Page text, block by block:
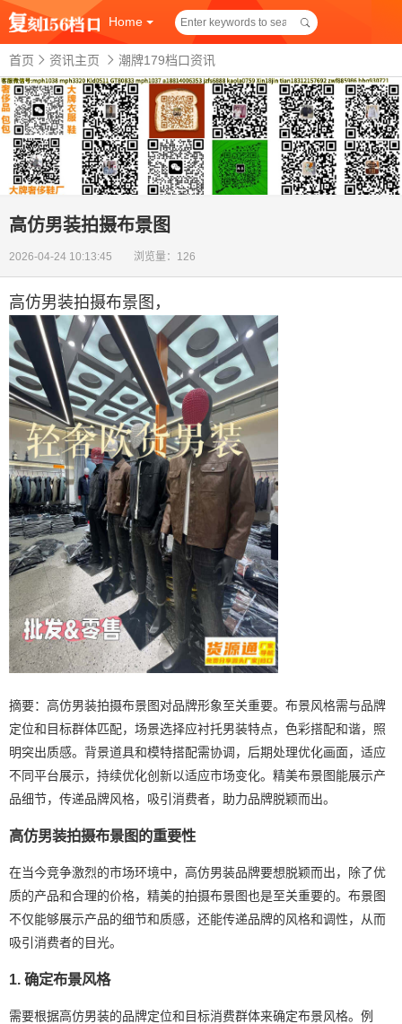
Home
首页 资讯主页 潮牌179档口资讯
高仿男装拍摄布景图
2026-04-24 10:13:45 浏览量：126
高仿男装拍摄布景图 ，
摘要：高仿男装拍摄布景图对品牌形象至关重要。布景风格需与品牌
定位和目标群体匹配，场景选择应衬托男装特点，色彩搭配和谐，照
明突出质感。背景道具和模特搭配需协调，后期处理优化画面，适应
不同平台展示，持续优化创新以适应市场变化。精美布景图能展示产
品细节，传递品牌风格，吸引消费者，助力品牌脱颖而出。
高仿男装拍摄布景图的重要性
在当今竞争激烈的市场环境中，高仿男装品牌要想脱颖而出，除了优
质的产品和合理的价格，精美的拍摄布景图也是至关重要的。布景图
不仅能够展示产品的细节和质感，还能传递品牌的风格和调性，从而
吸引消费者的目光。
1. 确定布景风格
需要根据高仿男装的品牌定位和目标消费群体来确定布景风格。例